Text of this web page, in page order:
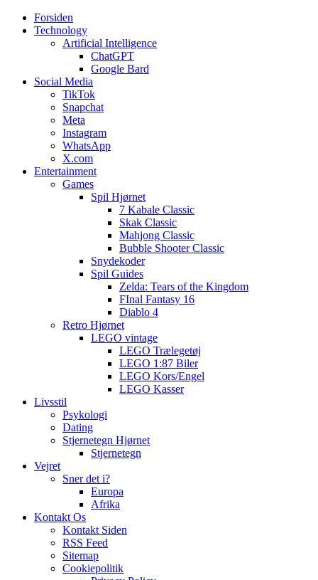
Web3zero.dk
Web3zero.dk
Forsiden
Technology
Artificial Intelligence
ChatGPT
Google Bard
Social Media
TikTok
Snapchat
Meta
Instagram
WhatsApp
X.com
Entertainment
Games
Spil Hjørnet
7 Kabale Classic
Skak Classic
Mahjong Classic
Bubble Shooter Classic
Snydekoder
Spil Guides
Zelda: Tears of the Kingdom
FInal Fantasy 16
Diablo 4
Retro Hjørnet
LEGO vintage
LEGO Trælegetøj
LEGO 1:87 Biler
LEGO Kors/Engel
LEGO Kasser
Livsstil
Psykologi
Dating
Stjernetegn Hjørnet
Stjernetegn
Vejret
Sner det i?
Europa
Afrika
Kontakt Os
Kontakt Siden
RSS Feed
Sitemap
Cookiepolitik